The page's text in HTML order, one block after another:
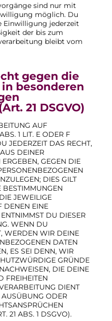
sind nur mit
möglich. Du
Einwilligung jederzeit
der bis zum
bleibt vom
gegen die
besonderen
21 DSGVO)
AUF
1 LIT. E ODER F
JEDERZEIT DAS RECHT,
DEINER
GEGEN DIE
DIES GILT
BESTIMMUNGEN
JEWEILIGE
DENEN EINE
DU DIESER
WENN DU
WERDEN WIR DEINE
DATEN
ES SEI DENN, WIR
GRÜNDE
DIE DEINE
FREIHEITEN
DIENT
ODER
21 ABS. 1 DSGVO).